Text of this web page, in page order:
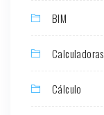
BIM
Calculadoras
Cálculo